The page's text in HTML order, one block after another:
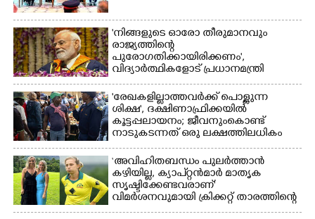
'നിങ്ങളുടെ ഓരോ തീരുമാനവും
രാജ്യത്തിന്റെ
പുരോഗതിക്കായിരിക്കണം',​
വിദ്യാർത്ഥികളോട് പ്രധാനമന്ത്രി
'രേഖകളില്ലാത്തവർക്ക് പൊള്ളുന്ന
ശിക്ഷ', ദക്ഷിണാഫ്രിക്കയിൽ
കൂട്ടപ്പലായനം; ജീവനുംകൊണ്ട്
നാടുകടന്നത് ഒരു ലക്ഷത്തിലധികം
പേർ
‘അവിഹിതബന്ധം പുലർത്താൻ
കഴിയില്ല,​ ക്യാപ്റ്റൻമാർ മാതൃക
സൃഷ്ടിക്കേണ്ടവരാണ്'
വിമർശനവുമായി ക്രിക്കറ്റ് താരത്തിന്റെ
ഭാര്യ